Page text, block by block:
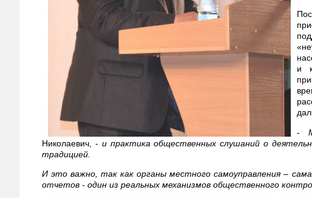
и
-
Николаевич, - и практика общественных слушаний о
традицией.
И это важно, так как органы местного самоуправления –
отчетов - один из реальных механизмов общественного